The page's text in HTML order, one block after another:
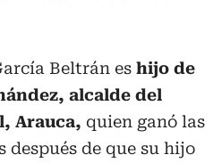
Beltrán es hijo de
alcalde del
Arauca, quien ganó las
después de que su hijo